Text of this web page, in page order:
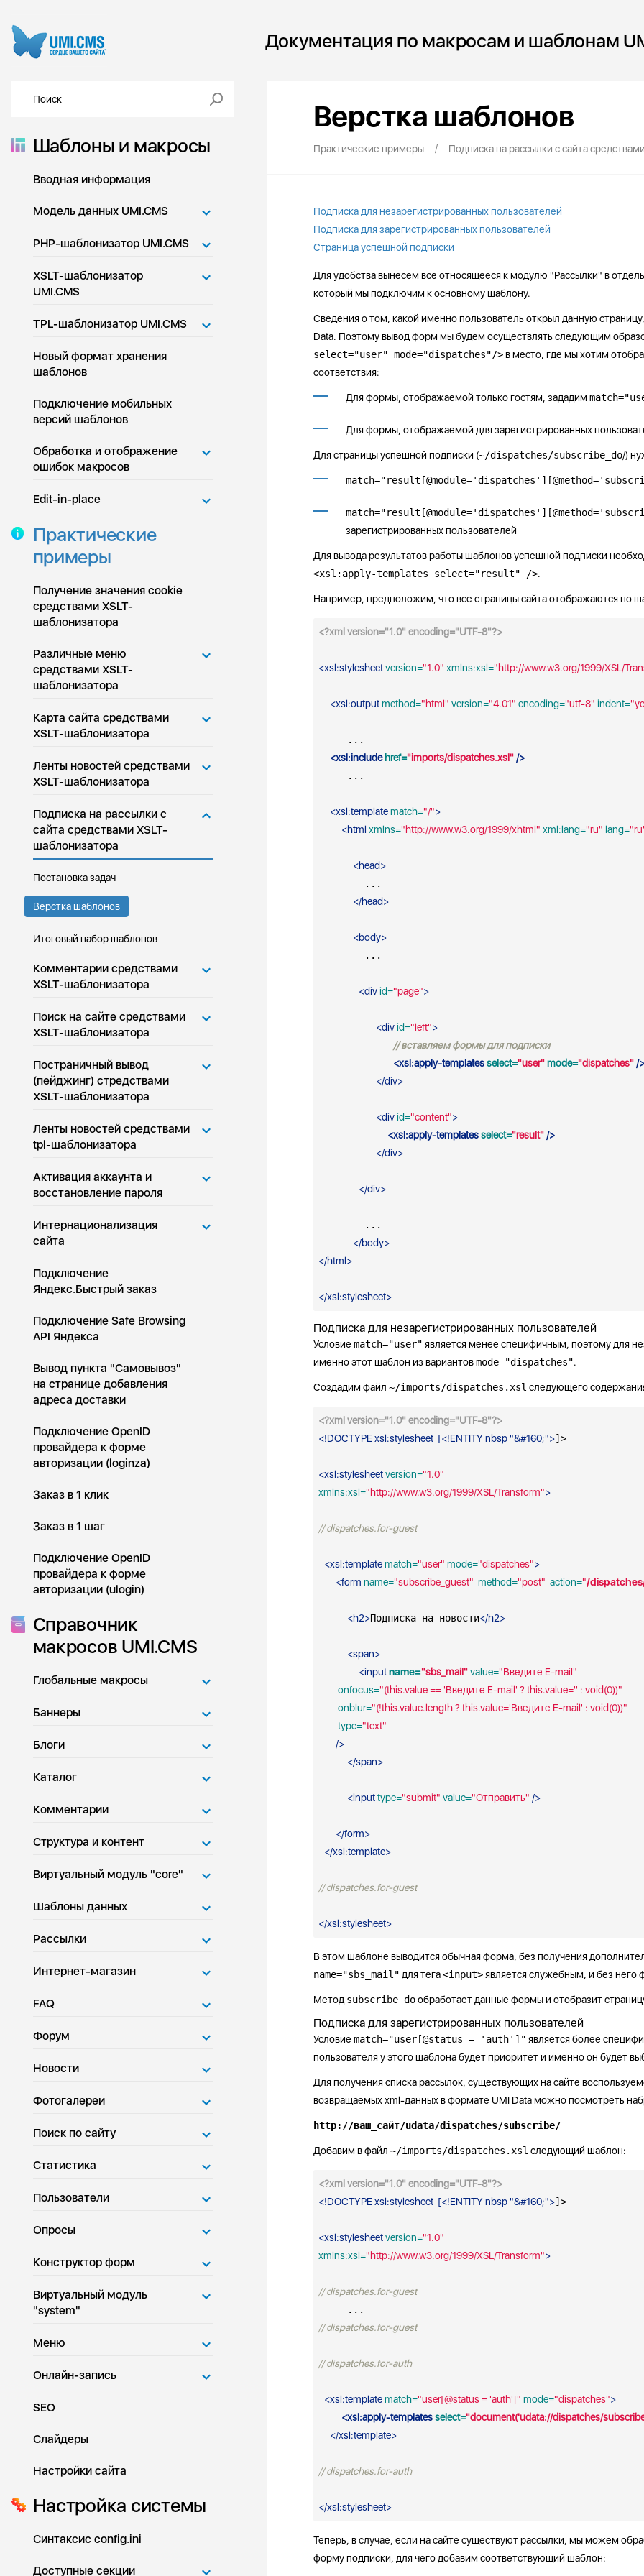
Документация по макросам и шаблонам
Шаблоны и макросы
Вводная информация
Модель данных UMI.CMS
PHP-шаблонизатор UMI.CMS
XSLT-шаблонизатор
UMI.CMS
TPL-шаблонизатор UMI.CMS
Новый формат хранения
шаблонов
Подключение мобильных
версий шаблонов
Обработка и отображение
ошибок макросов
Edit-in-place
Практические
примеры
Получение значения cookie
средствами XSLT-
шаблонизатора
Различные меню
средствами XSLT-
шаблонизатора
Карта сайта средствами
XSLT-шаблонизатора
Ленты новостей средствами
XSLT-шаблонизатора
Подписка на рассылки с
сайта средствами XSLT-
шаблонизатора
Постановка задач
Верстка шаблонов
Итоговый набор шаблонов
Комментарии средствами
XSLT-шаблонизатора
Поиск на сайте средствами
XSLT-шаблонизатора
Постраничный вывод
(пейджинг) стредствами
XSLT-шаблонизатора
Ленты новостей средствами
tpl-шаблонизатора
Активация аккаунта и
восстановление пароля
Интернационализация
сайта
Подключение
Яндекс.Быстрый заказ
Подключение Safe Browsing
API Яндекса
Вывод пункта "Самовывоз"
на странице добавления
адреса доставки
Подключение OpenID
провайдера к форме
авторизации (loginza)
Заказ в 1 клик
Заказ в 1 шаг
Подключение OpenID
провайдера к форме
авторизации (ulogin)
Справочник
макросов UMI.CMS
Глобальные макросы
Баннеры
Блоги
Каталог
Комментарии
Структура и контент
Виртуальный модуль "core"
Шаблоны данных
Рассылки
Интернет-магазин
FAQ
Форум
Новости
Фотогалереи
Поиск по сайту
Статистика
Пользователи
Опросы
Конструктор форм
Виртуальный модуль
"system"
Меню
Онлайн-запись
SEO
Слайдеры
Настройки сайта
Настройка системы
Синтаксис config.ini
Доступные секции
Верстка шаблонов
Практические примеры / Подписка на рассылки с сайта
Подписка для незарегистрированных пользователей
Подписка для зарегистрированных пользователей
Страница успешной подписки
Для удобства вынесем все относящееся к модулю "Рассылки" в
который мы подключим к основному шаблону.
Сведения о том, какой именно пользователь открыл данную
Data. Поэтому вывод форм мы будем осуществлять следующим
select="user" mode="dispatches"/>в место, где мы хотим
соответствия:
Для формы, отображаемой только гостям, зададим
Для формы, отображаемой для зарегистрированных
Для страницы успешной подписки (~/dispatches/subscribe_do/)
зарегистрированных пользователей
Для вывода результатов работы шаблонов успешной подписки
<xsl:apply-templates select="result" />.
Например, предположим, что все страницы сайта отображаются по
<?xml version="1.0" encoding="UTF-8"?>
<xsl:stylesheet version="1.0" xmlns:xsl="http://www.w3.org/1999/XSL/
<xsl:output method="html" version="4.01" encoding="utf-8" indent=
     ...
<xsl:include href="imports/dispatches.xsl" />
     ...
<xsl:template match="/">
<html xmlns="http://www.w3.org/1999/xhtml" xml:lang="ru" lang=
<head>
        ...
</head>
<body>
        ...
<div id="page">
<div id="left">
// вставляем формы для подписки
<xsl:apply-templates select="user" mode="dispatches" />
</div>
<div id="content">
<xsl:apply-templates select="result" />
</div>
</div>
        ...
</body>
</html>
</xsl:stylesheet>
Подписка для незарегистрированных пользователей
Условие match="user" является менее специфичным, поэтому для
именно этот шаблон из вариантовmode="dispatches".
Создадим файл ~/imports/dispatches.xsl следующего
<?xml version="1.0" encoding="UTF-8"?>
<!DOCTYPE xsl:stylesheet  [<!ENTITY nbsp "&#160;">]>
<xsl:stylesheet version="1.0"
xmlns:xsl="http://www.w3.org/1999/XSL/Transform">
// dispatches.for-guest
<xsl:template match="user" mode="dispatches">
<form name="subscribe_guest" method="post" action="/
<h2>Подписка на новости</h2>
<span>
<input name="sbs_mail" value="Введите E-mail"
onfocus="(this.value == 'Введите E-mail' ? this.value='' : void(0))"
onblur="(!this.value.length ? this.value='Введите E-mail' : void(0))"
type="text"
        />
</span>
<input type="submit" value="Отправить" />
</form>
</xsl:template>
// dispatches.for-guest
</xsl:stylesheet>
В этом шаблоне выводится обычная форма, без получения
name="sbs_mail" для тега<input>является служебным, и без него
Метод subscribe_doобработает данные формы и отобразит
Подписка для зарегистрированных пользователей
Условие match="user[@status = 'auth']" является более
пользователя у этого шаблона будет приоритет и именно он будет
Для получения списка рассылок, существующих на сайте
возвращаемых xml-данных в формате UMI Data можно посмотреть
http://ваш_сайт/udata/dispatches/subscribe/
Добавим в файл ~/imports/dispatches.xsl следующий шаблон:
<?xml version="1.0" encoding="UTF-8"?>
<!DOCTYPE xsl:stylesheet  [<!ENTITY nbsp "&#160;">]>
<xsl:stylesheet version="1.0"
xmlns:xsl="http://www.w3.org/1999/XSL/Transform">
// dispatches.for-guest
// dispatches.for-guest
// dispatches.for-auth
<xsl:template match="user[@status = 'auth']" mode="dispatches">
<xsl:apply-templates select="document('udata://dispatches/
</xsl:template>
// dispatches.for-auth
</xsl:stylesheet>
Теперь, в случае, если на сайте существуют рассылки, мы можем
форму подписки, для чего добавим соответствующий шаблон: